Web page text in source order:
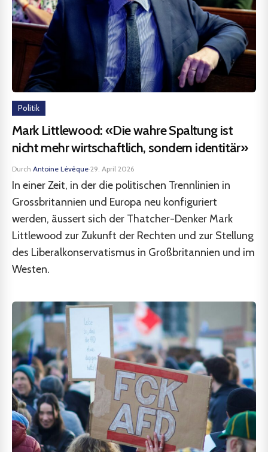
Politik
Mark Littlewood: «Die wahre Spaltung ist
nicht mehr wirtschaftlich, sondern identitär»
Durch Antoine Lévêque·29. April 2026
In einer Zeit, in der die politischen Trennlinien in
Grossbritannien und Europa neu konfiguriert
werden, äussert sich der Thatcher-Denker Mark
Littlewood zur Zukunft der Rechten und zur Stellung
des Liberalkonservatismus in Großbritannien und im
Westen.